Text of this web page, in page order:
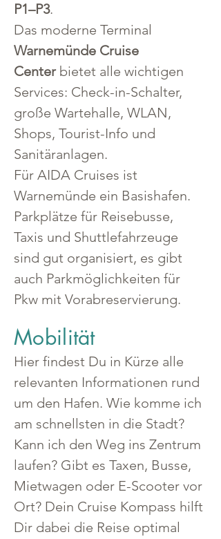
P1–P3.
Das moderne Terminal
Warnemünde Cruise
Center bietet alle wichtigen
Services: Check-in-Schalter,
große Wartehalle, WLAN,
Shops, Tourist-Info und
Sanitäranlagen.
Für AIDA Cruises ist
Warnemünde ein Basishafen.
Parkplätze für Reisebusse,
Taxis und Shuttlefahrzeuge
sind gut organisiert, es gibt
auch Parkmöglichkeiten für
Pkw mit Vorabreservierung.
Mobilität
Hier findest Du in Kürze alle
relevanten Informationen rund
um den Hafen. Wie komme ich
am schnellsten in die Stadt?
Kann ich den Weg ins Zentrum
laufen? Gibt es Taxen, Busse,
Mietwagen oder E-Scooter vor
Ort? Dein Cruise Kompass hilft
Dir dabei die Reise optimal